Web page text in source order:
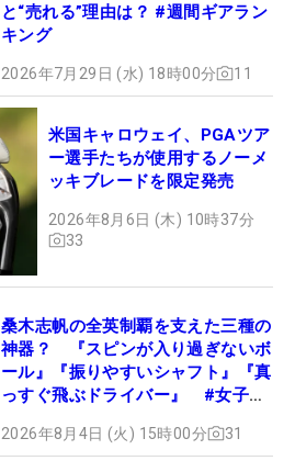
と“売れる”理由は？ #週間ギアラン
キング
2026年7月29日 (水) 18時00分 11
米国キャロウェイ、PGAツア
ー選手たちが使用するノーメ
ッキブレードを限定発売
2026年8月6日 (木) 10時37分
33
桑木志帆の全英制覇を支えた三種の
神器？ 『スピンが入り過ぎないボ
ール』『振りやすいシャフト』『真
っすぐ飛ぶドライバー』 #女子プ
2026年8月4日 (火) 15時00分 31